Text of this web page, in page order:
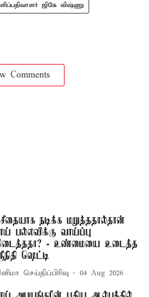
ஜிகே விஷ்ணு
Comments
நடிக்க மறுத்ததால்தான்
பல்லவிக்கு வாய்ப்பு
- உண்மையை உடைத்த
ஷெட்டி
செய்திப்பிரிவு 04 Aug 2026